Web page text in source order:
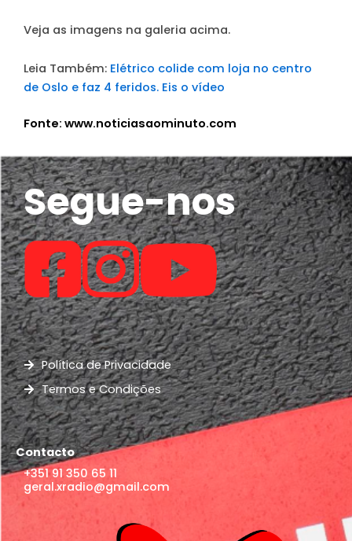
Veja as imagens na galeria acima.
Leia Também: Elétrico colide com loja no centro
de Oslo e faz 4 feridos. Eis o vídeo
Fonte: www.noticiasaominuto.com
Segue-nos
Política de Privacidade
Termos e Condições
Contacto
+351 91 350 65 11
geral.xradio@gmail.com